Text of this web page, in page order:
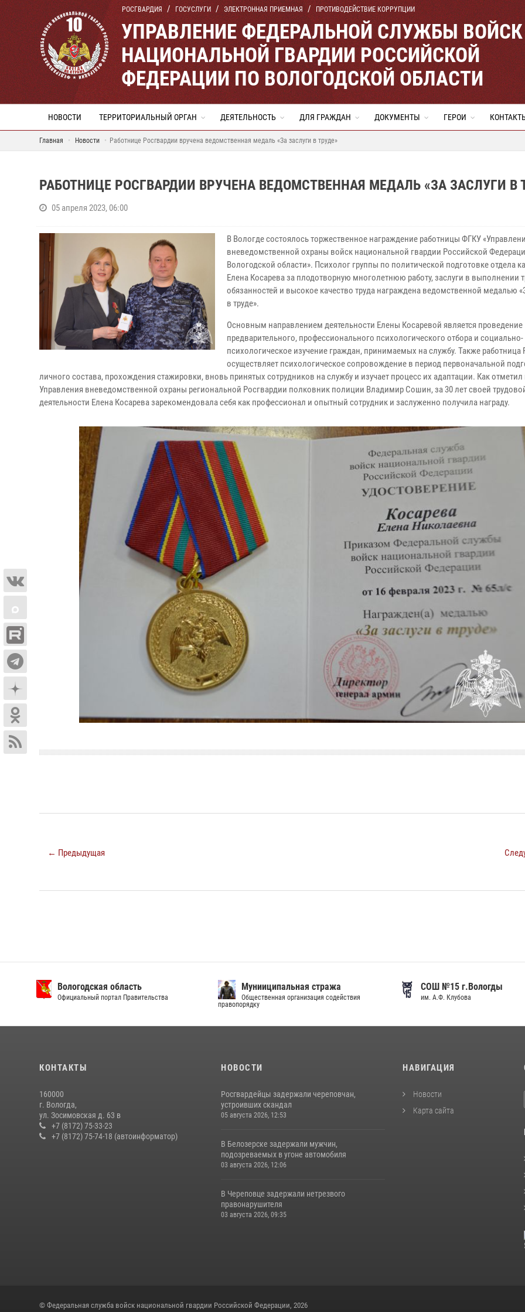
РОСГВАРДИЯ ГОСУСЛУГИ ЭЛЕКТРОННАЯ ПРИЕМНАЯ ПРОТИВОДЕЙСТВИЕ КОРРУПЦИИ
УПРАВЛЕНИЕ ФЕДЕРАЛЬНОЙ СЛУЖБЫ ВОЙСК
НАЦИОНАЛЬНОЙ ГВАРДИИ РОССИЙСКОЙ
ФЕДЕРАЦИИ ПО ВОЛОГОДСКОЙ ОБЛАСТИ
НОВОСТИ ТЕРРИТОРИАЛЬНЫЙ ОРГАН ДЕЯТЕЛЬНОСТЬ ДЛЯ ГРАЖДАН ДОКУМЕНТЫ ГЕРОИ
Главная Новости Работнице Росгвардии вручена ведомственная медаль «За заслуги в труде»
РАБОТНИЦЕ РОСГВАРДИИ ВРУЧЕНА ВЕДОМСТВЕННАЯ МЕДАЛЬ «ЗА ЗАСЛУГИ В
05 апреля 2023, 06:00
В Вологде состоялось торжественное награждение работницы ФГКУ
вневедомственной охраны войск национальной гвардии Российской
Вологодской области». Психолог группы по политической подготовке отдела
Елена Косарева за плодотворную многолетнюю работу, заслуги в выполнении
обязанностей и высокое качество труда награждена ведомственной медалью
в труде».
Основным направлением деятельности Елены Косаревой является проведение
предварительного, профессионального психологического отбора и социально-
психологическое изучение граждан, принимаемых на службу. Также работница
осуществляет психологическое сопровождение в период первоначальной
личного состава, прохождения стажировки, вновь принятых сотрудников на службу и изучает процесс их адаптации. Как
Управления вневедомственной охраны региональной Росгвардии полковник полиции Владимир Сошин, за 30 лет своей
деятельности Елена Косарева зарекомендовала себя как профессионал и опытный сотрудник и заслуженно получила награду.
← Предыдущая
Вологодская область
Официальный портал Правительства
Мунииципальная стража
Общественная организация содействия
правопорядку
СОШ №15 г.Вологды
им. А.Ф. Клубова
КОНТАКТЫ
160000
г. Вологда,
ул. Зосимовская д. 63 в
+7 (8172) 75-33-23
+7 (8172) 75-74-18 (автоинформатор)
НОВОСТИ
Росгвардейцы задержали череповчан,
устроивших скандал
05 августа 2026, 12:53
В Белозерске задержали мужчин,
подозреваемых в угоне автомобиля
03 августа 2026, 12:06
В Череповце задержали нетрезвого
правонарушителя
03 августа 2026, 09:35
НАВИГАЦИЯ
Новости
Карта сайта
© Федеральная служба войск национальной гвардии Российской Федерации, 2026